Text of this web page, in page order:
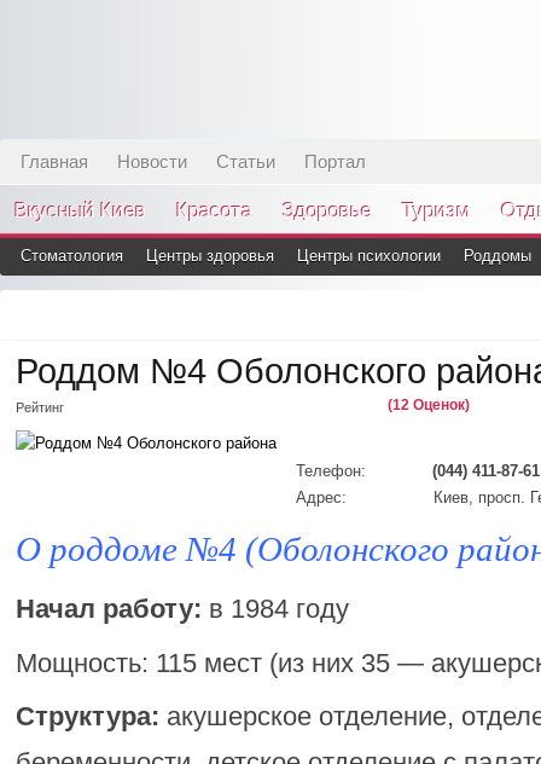
Главная Новости Статьи Портал
Вкусный Киев Красота Здоровье Туризм
Стоматология Центры здоровья Центры психологии Роддомы
Роддом №4 Оболонского
Рейтинг (12 Оценок)
Телефон:
(044) 411-87-
Адрес:
Киев, просп.
О роддоме №4 (Оболонского
Начал работу: в 1984 году
Мощность: 115 мест (из них 35 —
Структура: акушерское отделение,